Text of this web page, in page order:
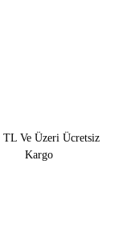
TL Ve Üzeri Ücretsiz
Kargo